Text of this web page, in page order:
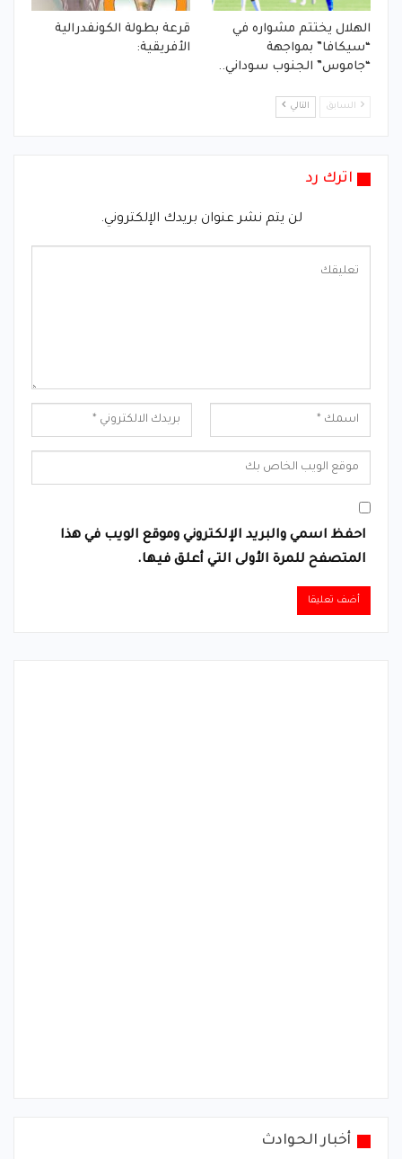
الهلال يختتم مشواره في
“سيكافا” بمواجهة
“جاموس” الجنوب سوداني..
قرعة بطولة الكونفدرالية
الأفريقية:
السابق التالي
اترك رد
لن يتم نشر عنوان بريدك الإلكتروني.
احفظ اسمي والبريد الإلكتروني وموقع الويب في هذا
المتصفح للمرة الأولى التي أعلق فيها.
أخبار الحوادث